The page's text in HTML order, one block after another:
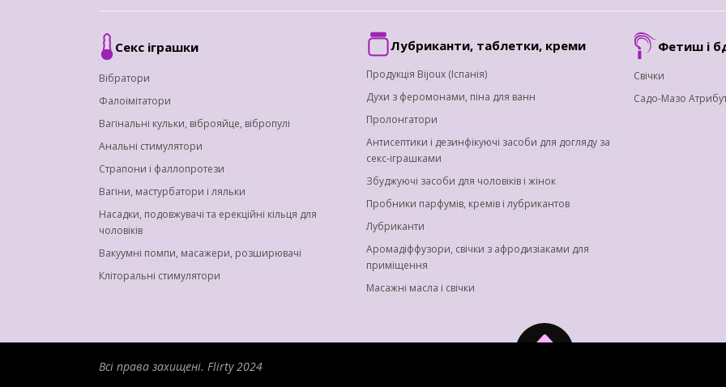
Секс іграшки
Вібратори
Фалоімітатори
Вагінальні кульки, віброяйце, вібропулі
Анальні стимулятори
Страпони і фаллопротези
Вагіни, мастурбатори і ляльки
Насадки, подовжувачі та ерекційні кільця для
чоловіків
Вакуумні помпи, масажери, розширювачі
Кліторальні стимулятори
Лубриканти, таблетки, креми
Продукція Bijoux (Іспанія)
Духи з феромонами, піна для ванн
Пролонгатори
Антисептики і дезинфікуючі засоби для догляду за
секс-іграшками
Збуджуючі засоби для чоловіків і жінок
Пробники парфумів, кремів і лубрикантов
Лубриканти
Аромадіффузори, свічки з афродизіаками для
приміщення
Масажні масла і свічки
Фетиш і
Свічки
Садо-Мазо
Всі права захищені. Flirty 2024